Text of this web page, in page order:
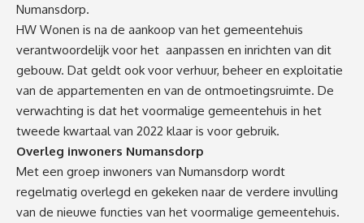
Numansdorp.
HW Wonen is na de aankoop van het gemeentehuis
verantwoordelijk voor het aanpassen en inrichten van dit
gebouw. Dat geldt ook voor verhuur, beheer en exploitatie
van de appartementen en van de ontmoetingsruimte. De
verwachting is dat het voormalige gemeentehuis in het
tweede kwartaal van 2022 klaar is voor gebruik.
Overleg inwoners Numansdorp
Met een groep inwoners van Numansdorp wordt
regelmatig overlegd en gekeken naar de verdere invulling
van de nieuwe functies van het voormalige gemeentehuis.